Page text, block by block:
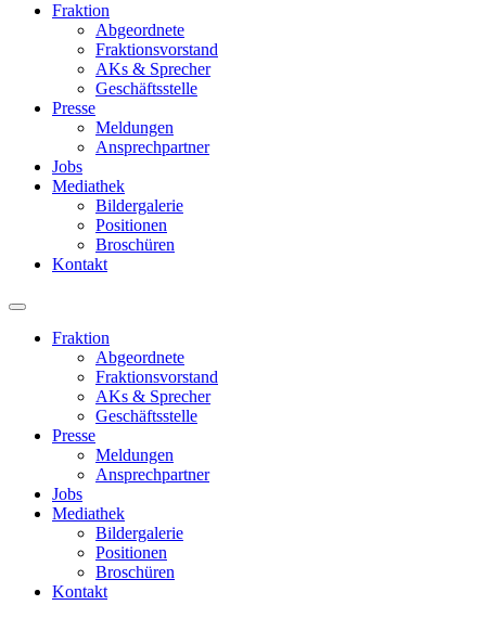
Fraktion
Abgeordnete
Fraktions­vorstand
AKs & Sprecher
Geschäftsstelle
Presse
Meldungen
Ansprechpartner
Jobs
Mediathek
Bildergalerie
Positionen
Broschüren
Kontakt
Fraktion
Abgeordnete
Fraktions­vorstand
AKs & Sprecher
Geschäftsstelle
Presse
Meldungen
Ansprechpartner
Jobs
Mediathek
Bildergalerie
Positionen
Broschüren
Kontakt